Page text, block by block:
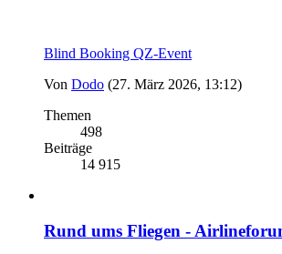
Blind Booking QZ-Event
Von Dodo (27. März 2026, 13:12)
Themen
498
Beiträge
14 915
Rund ums Fliegen -